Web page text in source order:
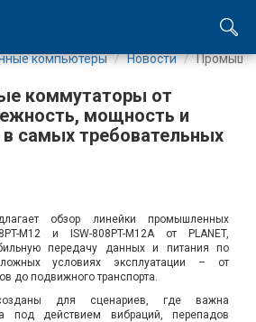
компьютеры Новости
коммутаторы от
мощность и
в самых требовательных
обзор линейки промышленных
M12 и ISW-808PT-M12A от PLANET,
передачу данных и питания по
условиях эксплуатации – от
до подвижного транспорта.
для сценариев, где важна
под действием вибраций, перепадов